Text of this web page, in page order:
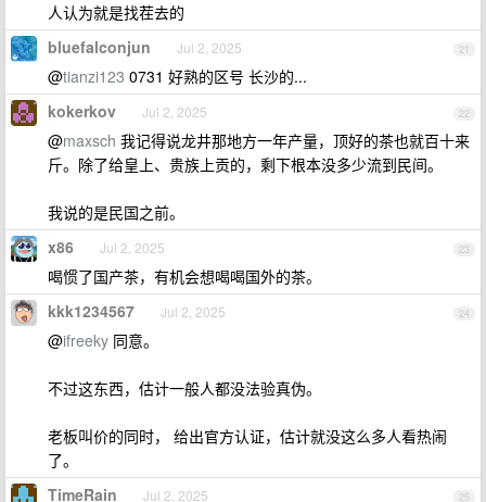
人认为就是找茬去的
21
bluefalconjun Jul 2, 2025
@tianzi123 0731 好熟的区号 长沙的...
22
kokerkov Jul 2, 2025
@maxsch 我记得说龙井那地方一年产量，顶好的茶也就百十来
斤。除了给皇上、贵族上贡的，剩下根本没多少流到民间。
我说的是民国之前。
23
x86 Jul 2, 2025
喝惯了国产茶，有机会想喝喝国外的茶。
24
kkk1234567 Jul 2, 2025
@ifreeky 同意。
不过这东西，估计一般人都没法验真伪。
老板叫价的同时， 给出官方认证，估计就没这么多人看热闹
了。
25
TimeRain Jul 2, 2025